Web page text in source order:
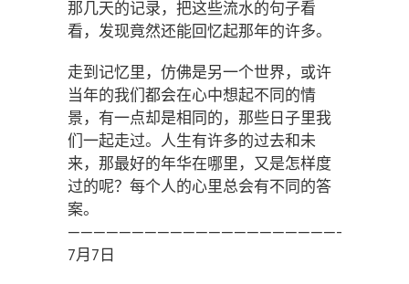
那几天的记录，把这些流水的句子看
看，发现竟然还能回忆起那年的许多。
走到记忆里，仿佛是另一个世界，或许
当年的我们都会在心中想起不同的情
景，有一点却是相同的，那些日子里我
们一起走过。人生有许多的过去和未
来，那最好的年华在哪里，又是怎样度
过的呢？每个人的心里总会有不同的答
案。
7月7日